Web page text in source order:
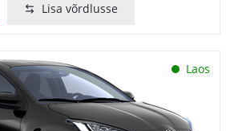
Lisa võrdlusse
Laos